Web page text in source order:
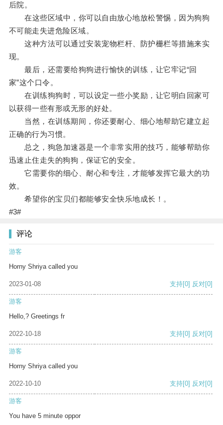
后院。
在这些区域中，你可以自由放心地放松警惕，因为狗狗
不可能走失进危险区域。
这种方法可以通过安装宠物栏杆、防护栅栏等措施来实
现。
最后，还需要给狗狗进行愉快的训练，让它牢记“回
家”这个口令。
在训练狗狗时，可以设定一些小奖励，让它明白回家可
以获得一些有形或无形的好处。
当然，在训练期间，你还要耐心、细心地帮助它建立起
正确的行为习惯。
总之，狗急加速器是一个非常实用的技巧，能够帮助你
迅速止住走失的狗狗，保证它的安全。
它需要你的细心、耐心和专注，才能够发挥它最大的功
效。
希望你的宝贝们都能够安全快乐地成长！。
#3#
评论
游客
Horny Shriya called you
2023-01-08 支持[0] 反对[0]
游客
Hello,? Greetings fr
2022-10-18 支持[0] 反对[0]
游客
Horny Shriya called you
2022-10-10 支持[0] 反对[0]
游客
You have 5 minute oppor